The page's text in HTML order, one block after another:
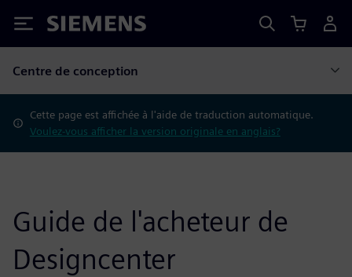
Siemens
Centre de conception
Cette page est affichée à l'aide de traduction automatique.
Voulez-vous afficher la version originale en anglais?
Guide de l'acheteur de
Designcenter